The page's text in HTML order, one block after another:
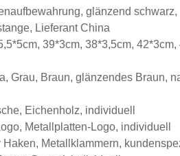
glänzend schwarz,
Lieferant China
39*3cm, 38*3,5cm, 42*3cm,
Grau, Braun, glänzendes Braun,
Eichenholz, individuell
Metallplatten-Logo, individuell
Metallklammern,